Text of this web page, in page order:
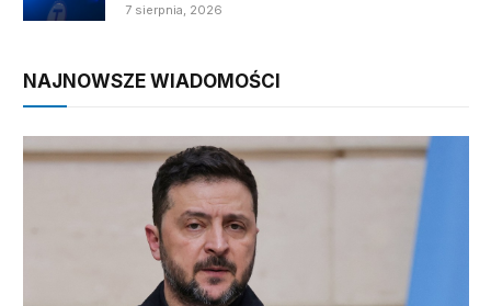
7 sierpnia, 2026
NAJNOWSZE WIADOMOŚCI